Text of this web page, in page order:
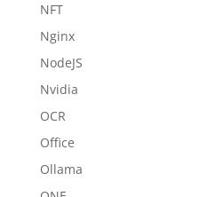
NFT
Nginx
NodeJS
Nvidia
OCR
Office
Ollama